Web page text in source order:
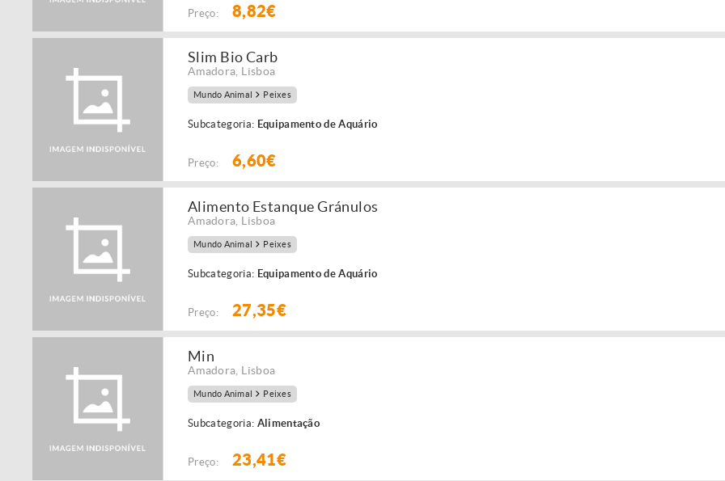
Preço: 8,82€
Slim Bio Carb
Amadora Lisboa
Mundo Animal Peixes
Subcategoria: Equipamento de Aquário
Preço: 6,60€
Alimento Estanque Gránulos
Amadora Lisboa
Mundo Animal Peixes
Subcategoria: Equipamento de Aquário
Preço: 27,35€
Min
Amadora Lisboa
Mundo Animal Peixes
Subcategoria: Alimentação
Preço: 23,41€